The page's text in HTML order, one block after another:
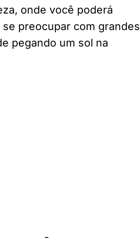
onde você poderá
preocupar com grandes
pegando um sol na